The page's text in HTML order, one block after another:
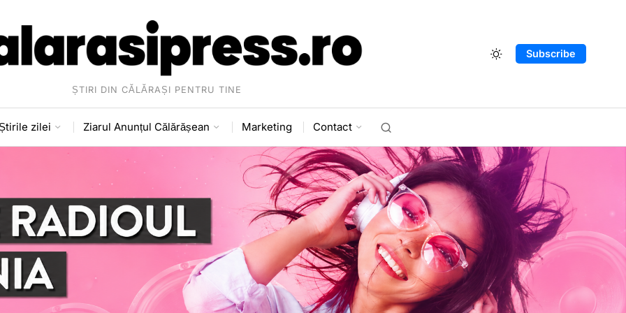
ȘTIRI DIN CĂLĂRAȘI PENTRU TINE
Subscribe
zilei Ziarul Anunțul Călărășean Marketing Contact